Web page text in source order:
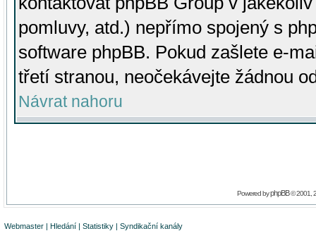
pomluvy, atd.) nepřímo spojený s
software phpBB. Pokud zašlete e-
třetí stranou, neočekávejte žádnou
Návrat nahoru
Powered byphpBB© 2001,
Webmaster | Hledání | Statistiky | Syndikační kanály